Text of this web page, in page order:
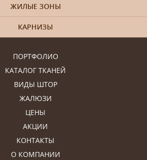
ПОРТФОЛИО
КАТАЛОГ ТКАНЕЙ
ВИДЫ ШТОР
ЖАЛЮЗИ
ЦЕНЫ
АКЦИИ
КОНТАКТЫ
О КОМПАНИИ
ЖИЛЫЕ ЗОНЫ
КАРНИЗЫ